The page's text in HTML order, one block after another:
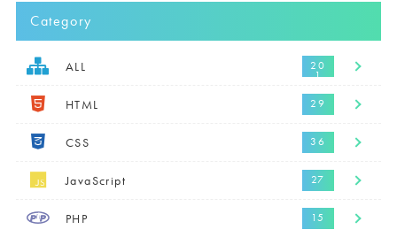
Category
ALL
HTML
CSS
JavaScript
PHP